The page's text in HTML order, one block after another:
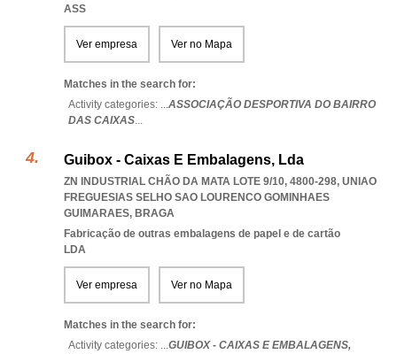
ASS
Ver empresa Ver no Mapa
Matches in the search for:
Activity categories: ...ASSOCIAÇÃO DESPORTIVA DO BAIRRO
DAS CAIXAS...
Guibox - Caixas E Embalagens, Lda
ZN INDUSTRIAL CHÃO DA MATA LOTE 9/10, 4800-298, UNIAO
FREGUESIAS SELHO SAO LOURENCO GOMINHAES
GUIMARAES, BRAGA
Fabricação de outras embalagens de papel e de cartão
LDA
Ver empresa Ver no Mapa
Matches in the search for:
Activity categories: ...GUIBOX - CAIXAS E EMBALAGENS,